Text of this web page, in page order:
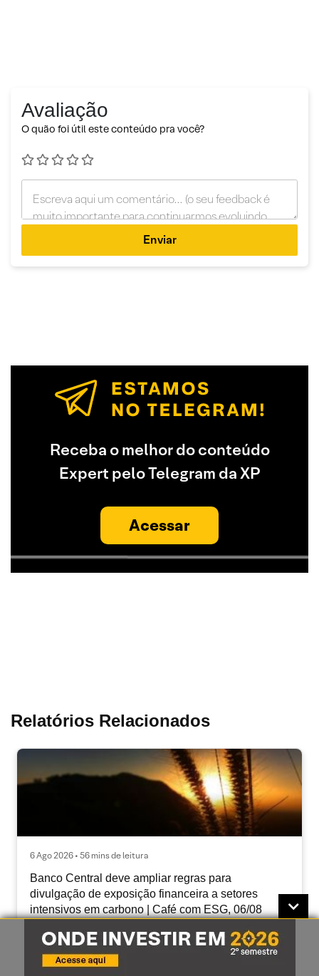
Avaliação
O quão foi útil este conteúdo pra você?
Enviar
Receba o melhor do conteúdo
Expert pelo Telegram da XP
Acessar
Relatórios Relacionados
6 Ago 2026 • 56 mins de leitura
Banco Central deve ampliar regras para
divulgação de exposição financeira a setores
intensivos em carbono | Café com ESG, 06/08